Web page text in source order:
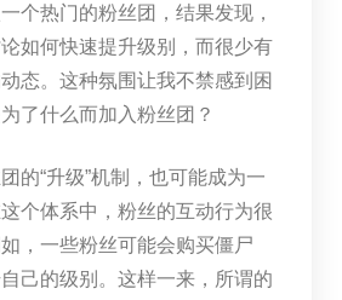
个热门的粉丝团，结果发现，
如何快速提升级别，而很少有
态。这种氛围让我不禁感到困
了什么而加入粉丝团？
的“升级”机制，也可能成为一
个体系中，粉丝的互动行为很
，一些粉丝可能会购买僵尸
己的级别。这样一来，所谓的